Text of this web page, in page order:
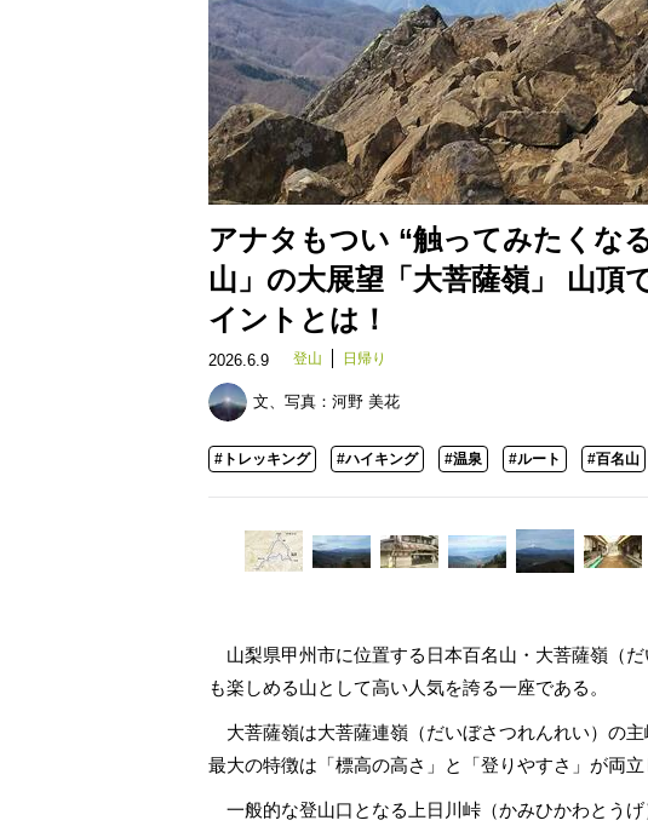
アナタもつい “触ってみたくな
山」の大展望「大菩薩嶺」 山頂
イントとは！
2026.6.9 登山 日帰り
文、写真： 河野 美花
#トレッキング #ハイキング #温泉 #ルート #百名山
山梨県甲州市に位置する日本百名山・大菩薩嶺（
も楽しめる山として高い人気を誇る一座である。
大菩薩嶺は大菩薩連嶺（だいぼさつれんれい）の主
最大の特徴は「標高の高さ」と「登りやすさ」が両立
一般的な登山口となる上日川峠（かみひかわとう